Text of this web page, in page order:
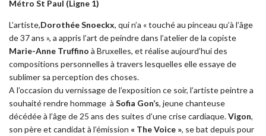
Métro St Paul (Ligne 1)
L’artiste,Dorothée Snoeckx, qui n’a « touché au pinceau qu’à l’âge
de 37 ans », a appris l’art de peindre dans l’atelier de la copiste
Marie-Anne Truffino à Bruxelles, et réalise aujourd’hui des
compositions personnelles à travers lesquelles elle essaye de
sublimer sa perception des choses.
A l’occasion du vernissage de l’exposition ce soir, l’artiste peintre a
souhaité rendre hommage à Sofia Gon’s, jeune chanteuse
décédée à l’âge de 25 ans des suites d’une crise cardiaque.Vigon,
son père et candidat à l’émission « The Voice », se bat depuis pour